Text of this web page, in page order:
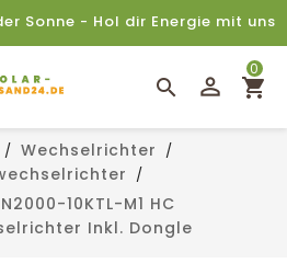
Sonne - Hol dir Energie mit uns
0
Wechselrichter
10KTL-M1 HC
Inkl. Dongle